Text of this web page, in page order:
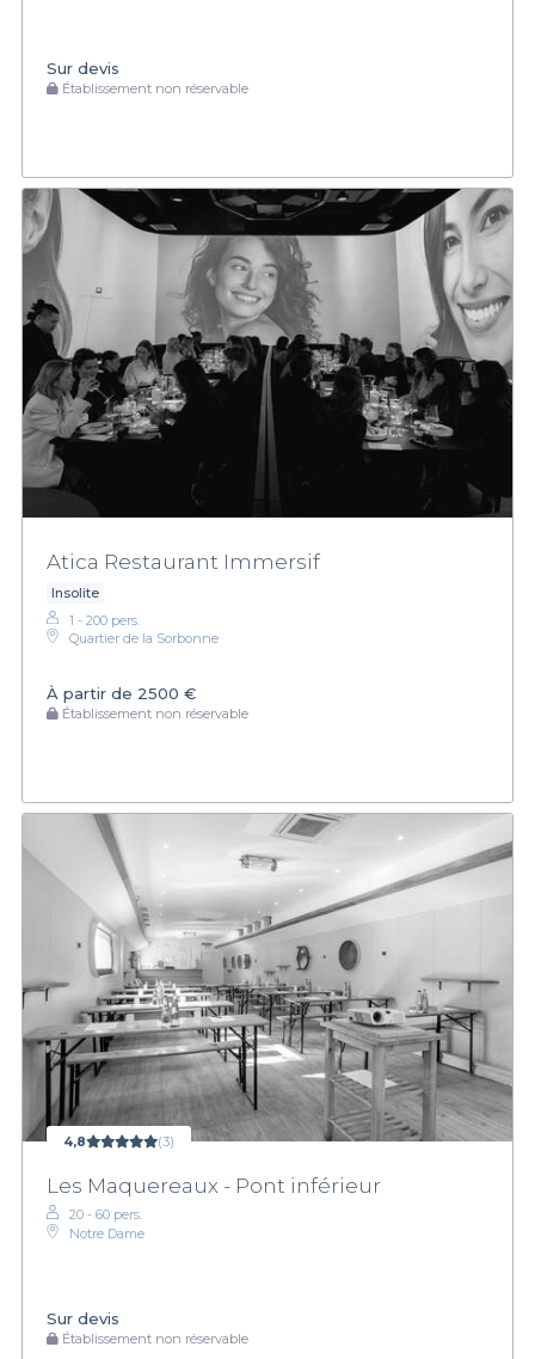
Sur devis
Établissement non réservable
Atica Restaurant Immersif
Insolite
1 - 200 pers.
Quartier de la Sorbonne
À partir de 2500 €
Établissement non réservable
4,8 (3)
Les Maquereaux - Pont inférieur
20 - 60 pers.
Notre Dame
Sur devis
Établissement non réservable